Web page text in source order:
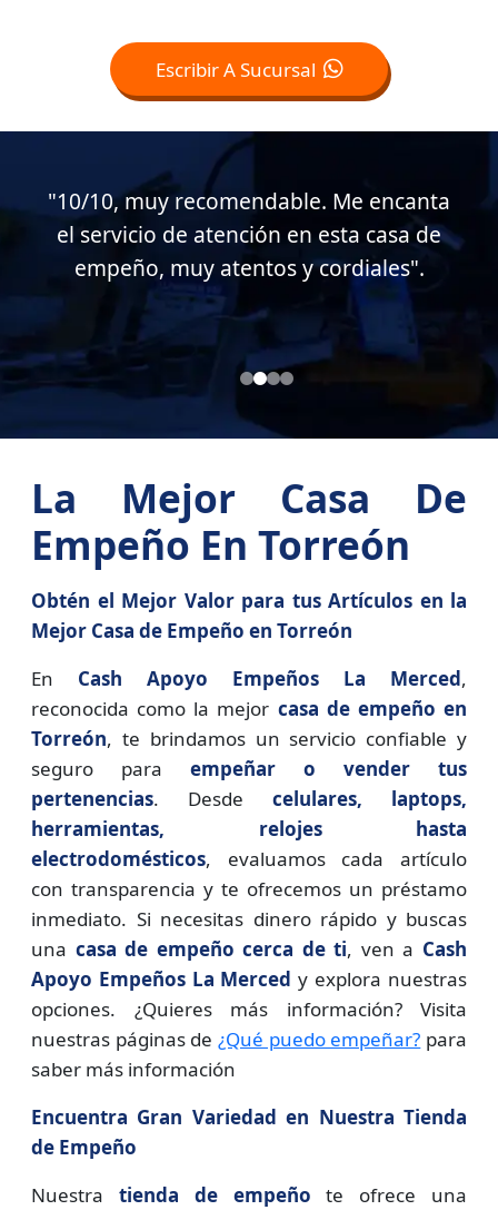
Escribir A Sucursal
"Muy buen servicio al cliente en esta
casa de empeño, muy atentos conmigo.
Soy cliente desde hace casi 15 años".
La Mejor Casa De
Empeño En Torreón
Obtén el Mejor Valor para tus Artículos en la
Mejor Casa de Empeño en Torreón
En Cash Apoyo Empeños La Merced,
reconocida como la mejor casa de empeño en
Torreón, te brindamos un servicio confiable y
seguro para empeñar o vender tus
pertenencias. Desde celulares, laptops,
herramientas, relojes hasta
electrodomésticos, evaluamos cada artículo
con transparencia y te ofrecemos un préstamo
inmediato. Si necesitas dinero rápido y buscas
una casa de empeño cerca de ti, ven a Cash
Apoyo Empeños La Merced y explora nuestras
opciones. ¿Quieres más información? Visita
nuestras páginas de ¿Qué puedo empeñar? para
saber más información
Encuentra Gran Variedad en Nuestra Tienda
de Empeño
Nuestra tienda de empeño te ofrece una